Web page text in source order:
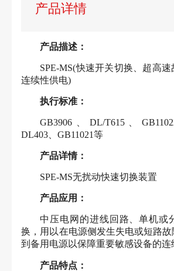
产品详情
产品描述：
SPE-MS(快速开关切换、超高
连续性供电)
执行标准：
GB3906、DL/T615、
DL403、GB11021等
产品详情：
SPE-MS无扰动快速切换装置
产品应用：
中压电网的进线回路、单机或
换，用以在电源侧发生失电或短路
到备用电源以保障重要敏感设备的连
产品特点：